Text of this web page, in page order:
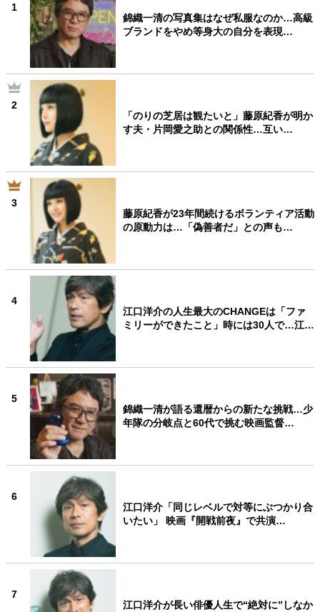
1
錦織一清の写真集はなぜ私服なのか…高級
ブランドをやめ等身大の自分を表現…
2
「のりの芝居は観たいと」藤原紀香が明か
す夫・片岡愛之助との関係性…互い…
3
藤原紀香が23年間続けるボランティア活動
の原動力は…「偽善者だ」との声も…
4
江口洋介の人生最大のCHANGEは「ファ
ミリーができたこと」時には30人で…江…
5
錦織一清が語る還暦からの新たな挑戦…少
年隊の分岐点と60代で挑む映画監督…
6
江口洋介「同じレベルで対等にぶつかり合
いたい」 映画『開戦前夜』で共演…
7
江口洋介が長い俳優人生で“絶対に”しなか